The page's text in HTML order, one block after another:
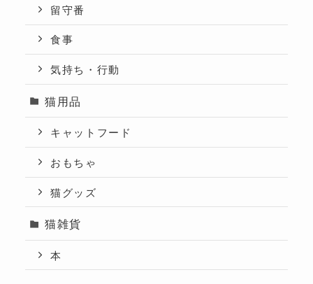
留守番
食事
気持ち・行動
猫用品
キャットフード
おもちゃ
猫グッズ
猫雑貨
本